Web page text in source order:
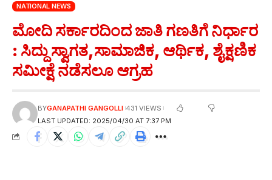
NATIONAL NEWS
ಮೋದಿ ಸರ್ಕಾರದಿಂದ ಜಾತಿ ಗಣತಿಗೆ ನಿರ್ಧಾರ
: ಸಿದ್ದು ಸ್ವಾಗತ,ಸಾಮಾಜಿಕ, ಆರ್ಥಿಕ, ಶೈಕ್ಷಣಿಕ
ಸಮೀಕ್ಷೆ ನಡೆಸಲೂ ಆಗ್ರಹ
LAST UPDATED: 2025/04/30 AT 7:37 PM
BYGANAPATHI GANGOLLI 431 VIEWS